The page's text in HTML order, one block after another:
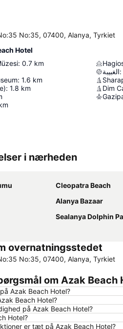
No:35, 07400, Alanya, Tyrkiet
Hotel
: 0.7 km
: 1.6 km
: 1.8 km
الغبيبة:
Dim
i nærheden
Cleopatra Beach
Alanya Bazaar
Sealanya Dolphin
overnatningsstedet
No:35, 07400, Alanya, Tyrkiet
om Azak Beach
Azak Beach Hotel?
Beach Hotel?
på Azak Beach Hotel?
Hotel?
er tæt på Azak Beach Hotel?